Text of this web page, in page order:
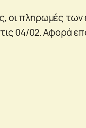
οι πληρωμές
04/02. Αφορά